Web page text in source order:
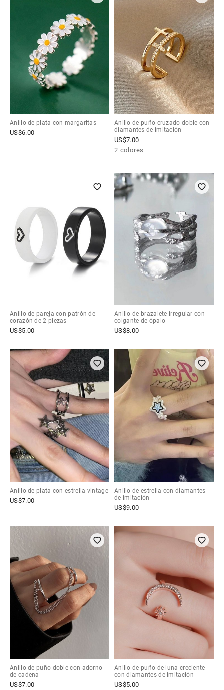
Anillo de plata con margaritas
US$6.00
Anillo de puño cruzado doble con
diamantes de imitación
US$7.00
2 colores
Anillo de pareja con patrón de
corazón de 2 piezas
US$5.00
Anillo de brazalete irregular con
colgante de ópalo
US$8.00
Anillo de plata con estrella vintage
US$7.00
Anillo de estrella con diamantes
de imitación
US$9.00
Anillo de puño doble con adorno
de cadena
US$7.00
Anillo de puño de luna creciente
con diamantes de imitación
US$5.00